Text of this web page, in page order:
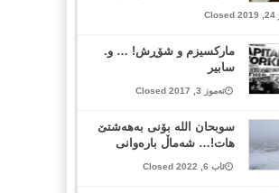
مارکسیزم و شۆڕش! … و.
سابیر
تەموز 3, 2017 Closed
سوبحان اللە بۆنی بەهەشتێ
هات!… شەماڵ بارەوانی
ئاب 6, 2022 Closed